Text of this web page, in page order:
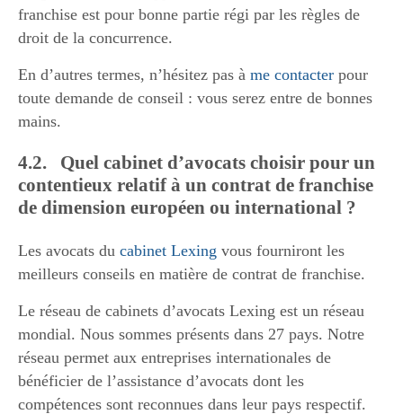
franchise est pour bonne partie régi par les règles de
droit de la concurrence.
En d’autres termes, n’hésitez pas à me contacter pour
toute demande de conseil : vous serez entre de bonnes
mains.
4.2. Quel cabinet d’avocats choisir pour un
contentieux relatif à un contrat de franchise
de dimension européen ou international ?
Les avocats du cabinet Lexing vous fourniront les
meilleurs conseils en matière de contrat de franchise.
Le réseau de cabinets d’avocats Lexing est un réseau
mondial. Nous sommes présents dans 27 pays. Notre
réseau permet aux entreprises internationales de
bénéficier de l’assistance d’avocats dont les
compétences sont reconnues dans leur pays respectif.